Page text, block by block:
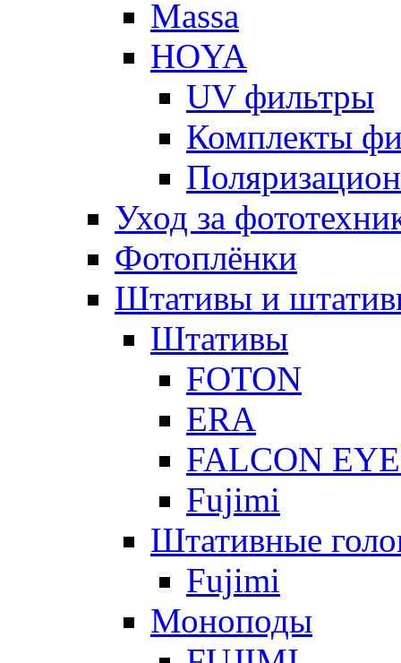
Massa
HOYA
UV фильтры
Комплекты
Уход за
Фотоплёнки
Штативы и
Штативы
FOTON
ERA
FALCON
Fujimi
Штативные
Fujimi
Моноподы